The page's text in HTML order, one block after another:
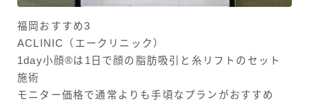
福岡おすすめ3
ACLINIC（エークリニック）
1day小顔®は1日で顔の脂肪吸引と糸リフトのセット
施術
モニター価格で通常よりも手頃なプランがおすすめ